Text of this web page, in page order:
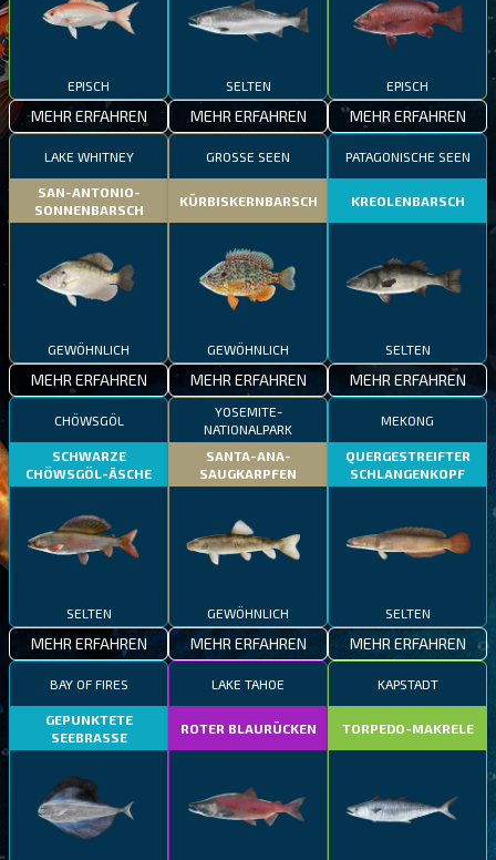
EPISCH
MEHR ERFAHREN
SELTEN
MEHR ERFAHREN
EPISCH
MEHR ERFAHREN
LAKE WHITNEY
SAN-ANTONIO-
SONNENBARSCH
GEWÖHNLICH
MEHR ERFAHREN
GROSSE SEEN
KÜRBISKERNBARSCH
GEWÖHNLICH
MEHR ERFAHREN
PATAGONISCHE SEEN
KREOLENBARSCH
SELTEN
MEHR ERFAHREN
CHÖWSGÖL
SCHWARZE
CHÖWSGÖL-ÄSCHE
SELTEN
MEHR ERFAHREN
YOSEMITE-
NATIONALPARK
SANTA-ANA-
SAUGKARPFEN
GEWÖHNLICH
MEHR ERFAHREN
MEKONG
QUERGESTREIFTER
SCHLANGENKOPF
SELTEN
MEHR ERFAHREN
BAY OF FIRES
GEPUNKTETE
SEEBRASSE
LAKE TAHOE
ROTER BLAURÜCKEN
KAPSTADT
TORPEDO-MAKRELE